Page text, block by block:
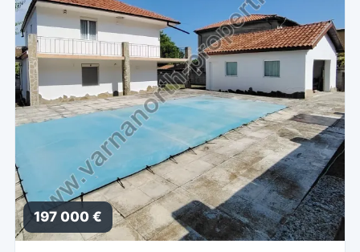
197 000 €